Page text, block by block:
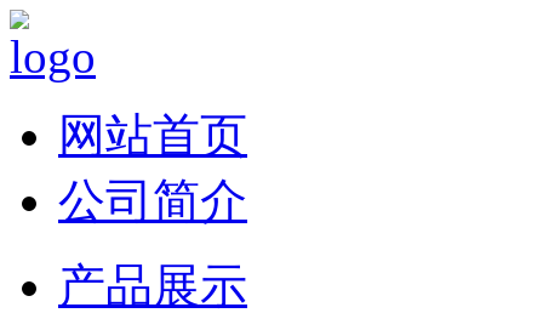
网站首页
公司简介
产品展示